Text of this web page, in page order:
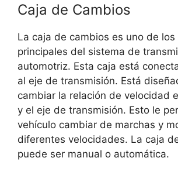
Caja de Cambios
La caja de cambios es uno de
principales del sistema de
automotriz. Esta caja está
al eje de transmisión. Está
cambiar la relación de velocidad
y el eje de transmisión. Esto le
vehículo cambiar de marchas y
diferentes velocidades. La caja
puede ser manual o automática.